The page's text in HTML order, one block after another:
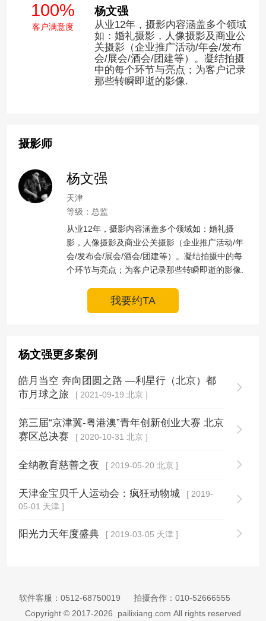
100%
客户满意度
杨文强
从业12年，摄影内容涵盖多个领域
如：婚礼摄影，人像摄影及商业公
关摄影（企业推广活动/年会/发布
会/展会/酒会/团建等）。凝结拍摄
中的每个环节与亮点；为客户记录
那些转瞬即逝的影像.
摄影师
杨文强
天津
等级：总监
从业12年，摄影内容涵盖多个领域如：婚礼摄
影，人像摄影及商业公关摄影（企业推广活动/年
会/发布会/展会/酒会/团建等）。凝结拍摄中的每
个环节与亮点；为客户记录那些转瞬即逝的影像.
我要约TA
杨文强更多案例
皓月当空 奔向团圆之路 —利星行（北京）都
市月球之旅
[ 2021-09-19 北京 ]
第三届“京津冀-粤港澳”青年创新创业大赛 北京
赛区总决赛
[ 2020-10-31 北京 ]
全纳教育慈善之夜 [ 2019-05-20 北京 ]
天津金宝贝千人运动会：疯狂动物城
[ 2019-
05-01 天津 ]
阳光力天年度盛典 [ 2019-03-05 天津 ]
软件客服： 0512-68750019 拍摄合作： 010-52666555
Copyright © 2017-2026 pailixiang.com All rights reserved